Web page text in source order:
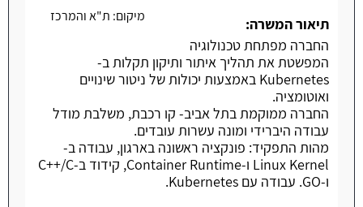
מיקום: ת"א והמרכז
תיאור המשרה:
החברה מפתחת טכנולוגיה
המפשטת את תהליך איתור ותיקון תקלות ב-
Kubernetes באמצעות יכולות של ניטור שינויים
ואוטומציה.
החברה ממוקמת בתל אביב- קו רכבת, משלבת מודל
עבודה היברידי ומונה עשרות עובדים.
מהות התפקיד: פונקציה ראשונה בארגון, עבודה ב-
Linux Kernel ו-Container Runtime, קידוד ב-C++/C
ו-GO. עבודה עם Kubernetes.